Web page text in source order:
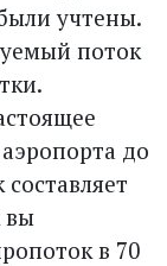
учтены.
поток
до
вы
в 70